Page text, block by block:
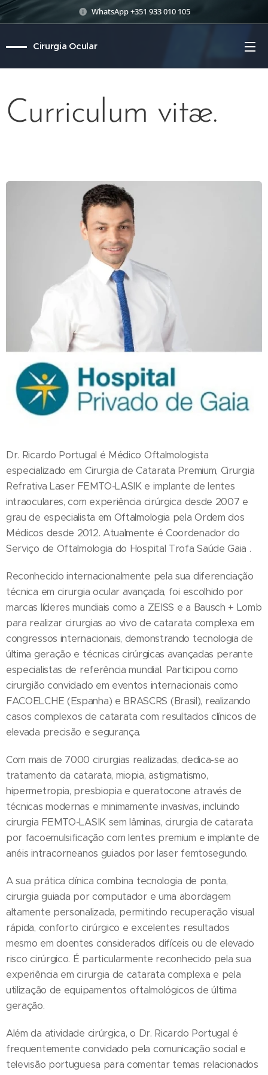
WhatsApp +351 933 010 105
Cirurgia Ocular
Curriculum vitæ.
Dr. Ricardo Portugal é Médico Oftalmologista
especializado em Cirurgia de Catarata Premium, Cirurgia
Refrativa Laser FEMTO-LASIK e implante de lentes
intraoculares, com experiência cirúrgica desde 2007 e
grau de especialista em Oftalmologia pela Ordem dos
Médicos desde 2012. Atualmente é Coordenador do
Serviço de Oftalmologia do Hospital Trofa Saúde Gaia .
Reconhecido internacionalmente pela sua diferenciação
técnica em cirurgia ocular avançada, foi escolhido por
marcas líderes mundiais como a ZEISS e a Bausch + Lomb
para realizar cirurgias ao vivo de catarata complexa em
congressos internacionais, demonstrando tecnologia de
última geração e técnicas cirúrgicas avançadas perante
especialistas de referência mundial. Participou como
cirurgião convidado em eventos internacionais como
FACOELCHE (Espanha) e BRASCRS (Brasil), realizando
casos complexos de catarata com resultados clínicos de
elevada precisão e segurança.
Com mais de 7000 cirurgias realizadas, dedica-se ao
tratamento da catarata, miopia, astigmatismo,
hipermetropia, presbiopia e queratocone através de
técnicas modernas e minimamente invasivas, incluindo
cirurgia FEMTO-LASIK sem lâminas, cirurgia de catarata
por facoemulsificação com lentes premium e implante de
anéis intracorneanos guiados por laser femtosegundo.
A sua prática clínica combina tecnologia de ponta,
cirurgia guiada por computador e uma abordagem
altamente personalizada, permitindo recuperação visual
rápida, conforto cirúrgico e excelentes resultados
mesmo em doentes considerados difíceis ou de elevado
risco cirúrgico. É particularmente reconhecido pela sua
experiência em cirurgia de catarata complexa e pela
utilização de equipamentos oftalmológicos de última
geração.
Além da atividade cirúrgica, o Dr. Ricardo Portugal é
frequentemente convidado pela comunicação social e
televisão portuguesa para comentar temas relacionados